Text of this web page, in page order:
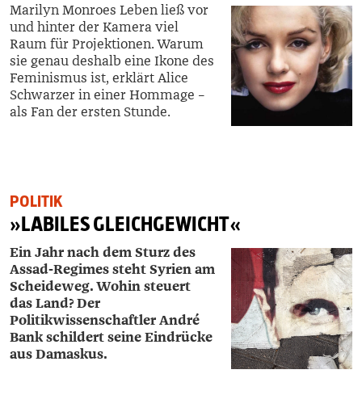
Marilyn Monroes Leben ließ vor
und hinter der Kamera viel
Raum für Projektionen. Warum
sie genau deshalb eine Ikone des
Feminismus ist, erklärt Alice
Schwarzer in einer Hommage –
als Fan der ersten Stunde.
POLITIK
»LABILES GLEICHGEWICHT«
​Ein Jahr nach dem Sturz des
Assad-Regimes steht Syrien am
Scheideweg. Wohin steuert
das Land? Der
Politikwissenschaftler ­­André
Bank schildert seine Eindrücke
aus Damaskus.